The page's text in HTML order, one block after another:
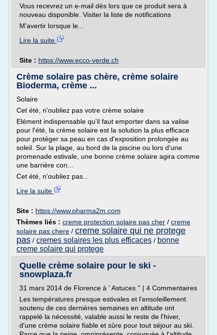
Vous recevrez un e-mail dès lors que ce produit sera à
nouveau disponible. Visiter la liste de notifications
M'avertir lorsque le...
Lire la suite
Site : https://www.ecco-verde.ch
Crème solaire pas chère, crème solaire
Bioderma, crème ...
Solaire
Cet été, n'oubliez pas votre crème solaire
Elément indispensable qu'il faut emporter dans sa valise
pour l'été, la crème solaire est la solution la plus efficace
pour protéger sa peau en cas d'exposition prolongée au
soleil. Sur la plage, au bord de la piscine ou lors d'une
promenade estivale, une bonne crème solaire agira comme
une barrière con...
Cet été, n'oubliez pas...
Lire la suite
Site : https://www.pharma2m.com
Thèmes liés : creme protection solaire pas cher / creme
solaire pas chere / creme solaire qui ne protege
pas / cremes solaires les plus efficaces / bonne
creme solaire qui protege
Quelle crème solaire pour le ski -
snowplaza.fr
31 mars 2014 de Florence à ' Astuces '' | 4 Commentaires
Les températures presque estivales et l'ensoleillement
soutenu de ces dernières semaines en altitude ont
rappelé la nécessité, valable aussi le reste de l'hiver,
d'une crème solaire fiable et sûre pour tout séjour au ski.